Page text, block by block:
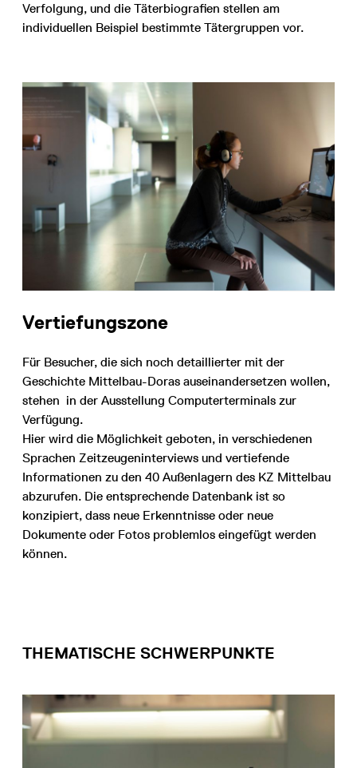
Verfolgung, und die Täterbiografien stellen am
individuellen Beispiel bestimmte Tätergruppen vor.
Vertiefungszone
Für Besucher, die sich noch detaillierter mit der
Geschichte Mittelbau-Doras auseinandersetzen wollen,
stehen in der Ausstellung Computerterminals zur
Verfügung.
Hier wird die Möglichkeit geboten, in verschiedenen
Sprachen Zeitzeugeninterviews und vertiefende
Informationen zu den 40 Außenlagern des KZ Mittelbau
abzurufen. Die entsprechende Datenbank ist so
konzipiert, dass neue Erkenntnisse oder neue
Dokumente oder Fotos problemlos eingefügt werden
können.
THEMATISCHE SCHWERPUNKTE